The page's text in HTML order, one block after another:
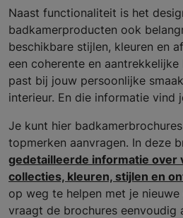
Naast functionaliteit is het
badkamerproducten ook
beschikbare stijlen, kleuren en
een coherente en
past bij jouw persoonlijke
interieur. En die informatie vind
Je kunt hier
topmerken aanvragen. In deze
gedetailleerde informatie over
collecties, kleuren, stijlen en
op weg te helpen met je
vraagt de brochures eenvoudig